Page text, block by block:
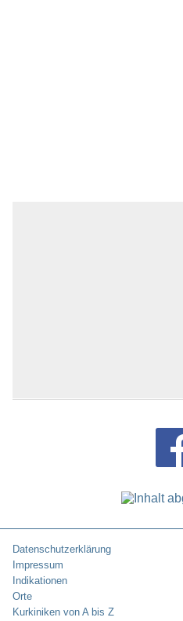
Datenschutzerklärung
Impressum
Indikationen
Orte
Kurkiniken von A bis Z